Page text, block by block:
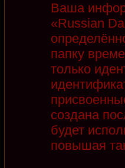
Ваша
«Russian
папку
только
создана
будет
повышая